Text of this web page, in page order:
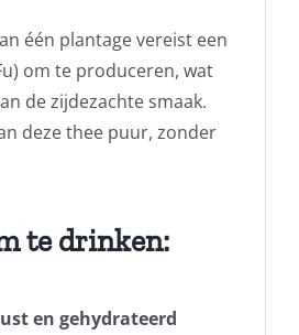
één plantage vereist een
om te produceren, wat
de zijdezachte smaak.
deze thee puur, zonder
te drinken:
en gehydrateerd